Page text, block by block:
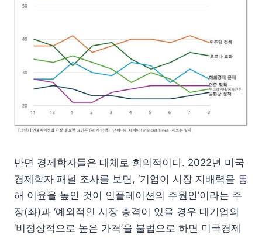
반면 경제학자들은 대체로 회의적이다. 2022년 미국
경제학자 패널 조사를 보면, ‘기업이 시장 지배력을 통
해 이윤을 높인 것이 인플레이션의 주원인’이라는 주
장(좌)과 ‘예외적인 시장 충격이 있을 경우 대기업의
‘비정상적으로 높은 가격’을 불법으로 하면 미국경제